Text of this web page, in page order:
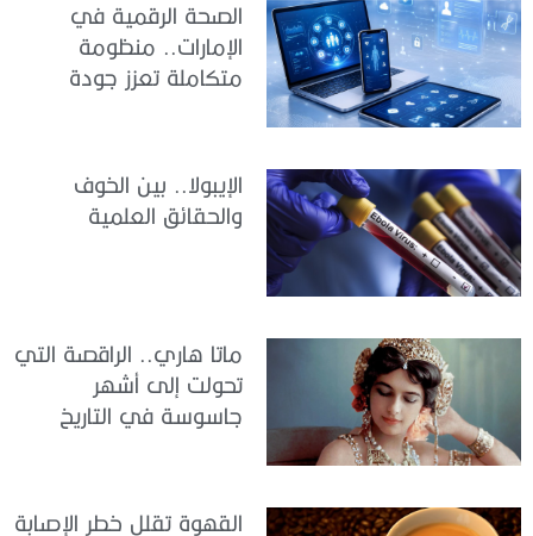
الصحة الرقمية في
الإمارات.. منظومة
متكاملة تعزز جودة
الإيبولا.. بين الخوف
والحقائق العلمية
ماتا هاري.. الراقصة التي
تحولت إلى أشهر
جاسوسة في التاريخ
القهوة تقلل خطر الإصابة